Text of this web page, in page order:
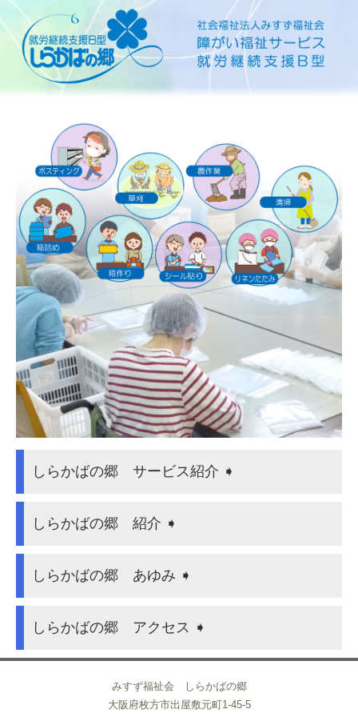
しらかばの郷 サービス紹介 ➧
しらかばの郷 紹介 ➧
しらかばの郷 あゆみ ➧
しらかばの郷 アクセス ➧
みすず福祉会 しらかばの郷
大阪府枚方市出屋敷元町1-45-5